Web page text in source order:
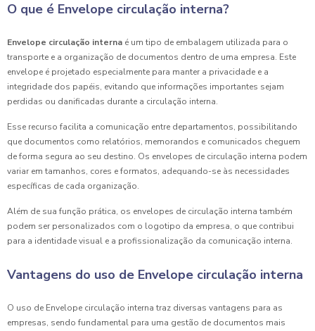
O que é Envelope circulação interna?
Envelope circulação interna é um tipo de embalagem utilizada para o
transporte e a organização de documentos dentro de uma empresa. Este
envelope é projetado especialmente para manter a privacidade e a
integridade dos papéis, evitando que informações importantes sejam
perdidas ou danificadas durante a circulação interna.
Esse recurso facilita a comunicação entre departamentos, possibilitando
que documentos como relatórios, memorandos e comunicados cheguem
de forma segura ao seu destino. Os envelopes de circulação interna podem
variar em tamanhos, cores e formatos, adequando-se às necessidades
específicas de cada organização.
Além de sua função prática, os envelopes de circulação interna também
podem ser personalizados com o logotipo da empresa, o que contribui
para a identidade visual e a profissionalização da comunicação interna.
Vantagens do uso de Envelope circulação interna
O uso de Envelope circulação interna traz diversas vantagens para as
empresas, sendo fundamental para uma gestão de documentos mais